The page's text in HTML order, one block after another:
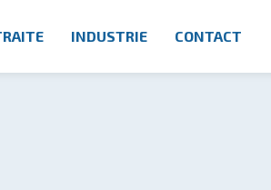
INDUSTRIE CONTACT